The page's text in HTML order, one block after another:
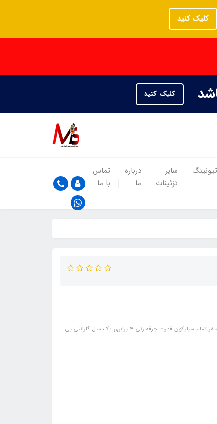
کلیک کنید
کلیک کنید
تیونینگ
سایر
تزئینات
درباره
ما
تماس
با ما
مشخصات: مناسب برای: پژو 405 ، سمند، پارس ، XU7 ضخامت 9 میل مقاومت صفر تمام سیلیکون قدرت جرقه زنی ۴ برابری یک سال گارانتی بی